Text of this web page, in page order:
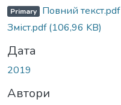
Primary Повний текст.pdf
Зміст.pdf(106,96 KB)
Дата
2019
Автори